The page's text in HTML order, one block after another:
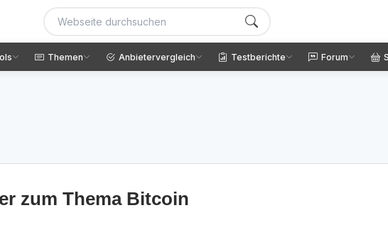
Themen Anbietervergleich Testberichte Forum
zum Thema Bitcoin